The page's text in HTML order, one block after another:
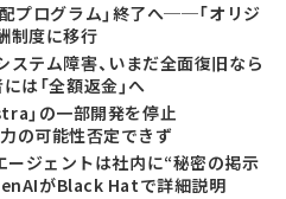
プログラム」終了へ──「オリジ
制度に移行
ステム障害、いまだ全面復旧なら
は「全額返金」へ
」の一部開発を停止
の可能性否定できず
ジェントは社内に“秘密の掲示
がBlack Hatで詳細説明